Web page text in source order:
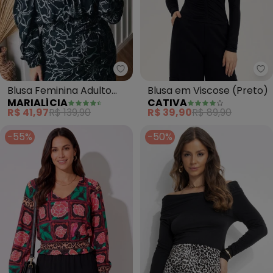
Marialícia - Blusa Feminina
Blusa Feminina Adulto
(Preto)
MARIALÍCIA
R$ 41,97R$ 139,90
Blusa em Viscose (Preto)
CATIVA
R$ 39,90R$ 89,90
-55%
-50%